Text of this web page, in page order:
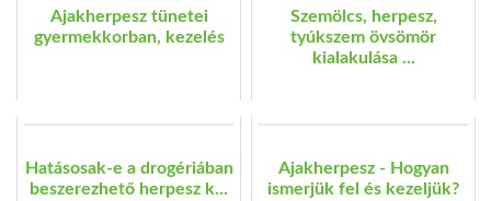
Ajakherpesz tünetei
gyermekkorban, kezelés
Szemölcs, herpesz,
tyúkszem övsömör
kialakulása ...
Hatásosak-e a drogériában
beszerezhető herpesz k...
Ajakherpesz - Hogyan
ismerjük fel és kezeljük?